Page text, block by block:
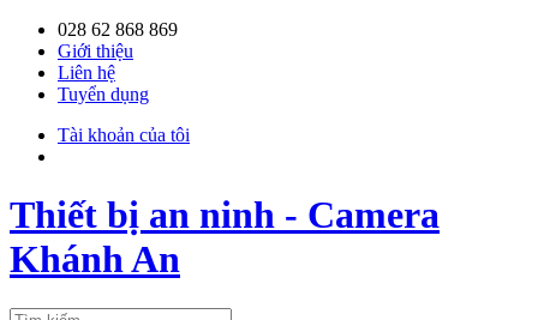
028 62 868 869
Giới thiệu
Liên hệ
Tuyển dụng
Tài khoản của tôi
Thiết bị an ninh - Camera
Khánh An